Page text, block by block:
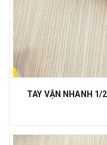
TAY VẶN NHANH